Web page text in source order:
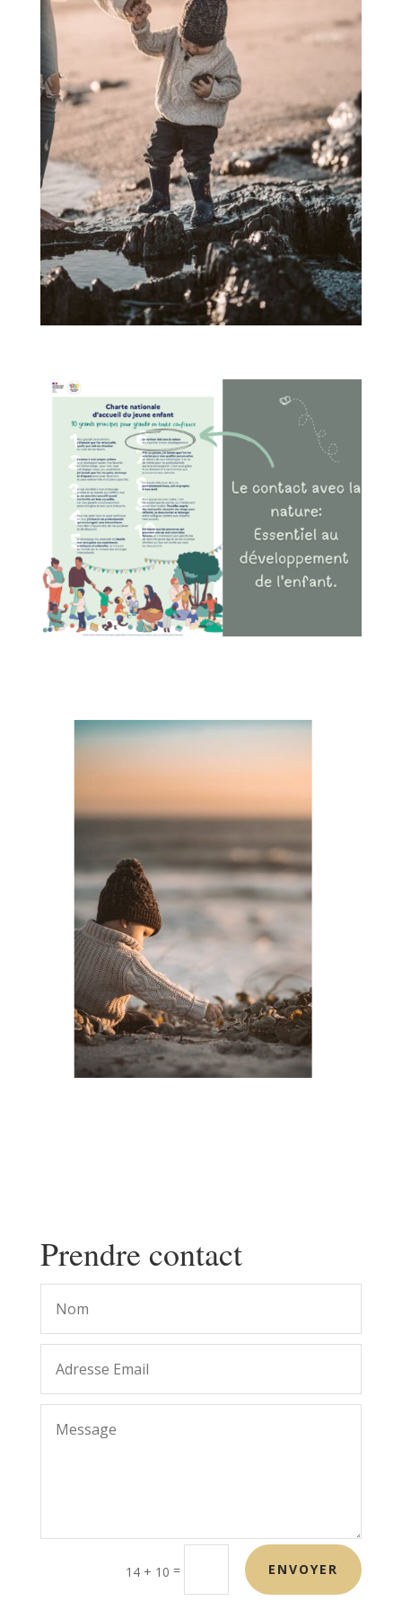
Prendre contact
14 + 10 = ENVOYER